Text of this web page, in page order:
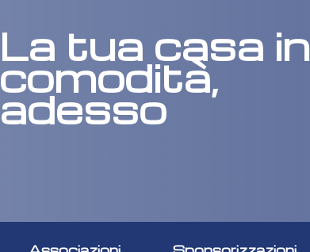
La tua casa in
comodità,
adesso